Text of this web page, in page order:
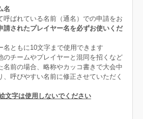
名
呼ばれている名前（通名）での申請をお
請されたプレイヤー名を必ずお使いくだ
名ともに10文字まで使用できます
のチームやプレイヤーと混同を招くなど
名前の場合、略称やカッコ書きで大会中
呼びやすい名前に修正させていただく
文字は使用しないでください